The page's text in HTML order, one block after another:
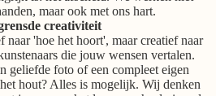
maar ook met ons hart.
creativiteit
'hoe het hoort', maar creatief naar
die jouw wensen vertalen.
geliefde foto of een compleet eigen
hout? Alles is mogelijk. Wij denken